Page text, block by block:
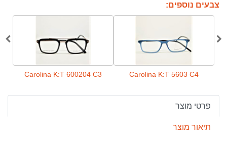
צבעים נוספים:
Carolina K:T 5603 C4
Carolina K:T 600204 C3
פרטי מוצר
תיאור מוצר